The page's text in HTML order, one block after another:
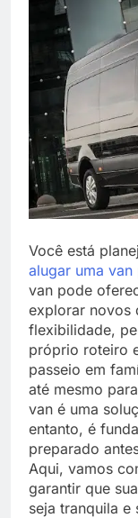
Você está
alugar uma van
van pode
explorar novos
flexibilidade,
próprio roteiro
passeio em
até mesmo
van é uma
entanto, é
preparado
Aqui, vamos
garantir que
seja tranquila e